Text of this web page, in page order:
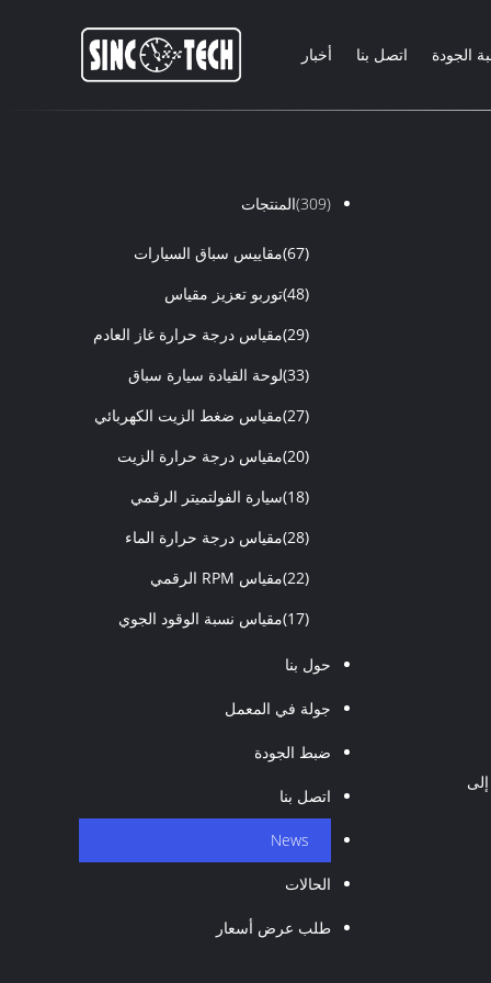
الجودة اتصل بنا أخبار
المنتجات (309)
مقاييس سباق السيارات
(67)
توربو تعزيز مقياس
(48)
مقياس درجة حرارة غاز العادم
(29)
لوحة القيادة سيارة سباق
(33)
مقياس ضغط الزيت الكهربائي
(27)
مقياس درجة حرارة الزيت
(20)
سيارة الفولتميتر الرقمي
(18)
مقياس درجة حرارة الماء
(28)
مقياس RPM الرقمي
(22)
مقياس نسبة الوقود الجوي
(17)
حول بنا
جولة في المعمل
ضبط الجودة
اتصل بنا
News
الحالات
طلب عرض أسعار